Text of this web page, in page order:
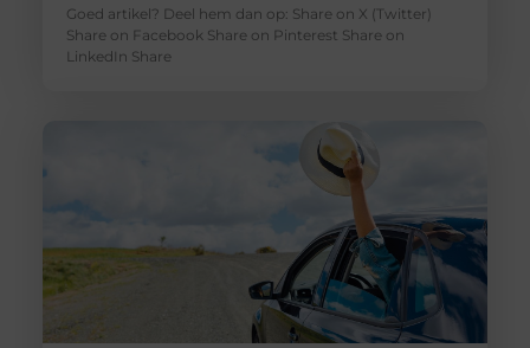
Goed artikel? Deel hem dan op: Share on X (Twitter)
Share on Facebook Share on Pinterest Share on
LinkedIn Share